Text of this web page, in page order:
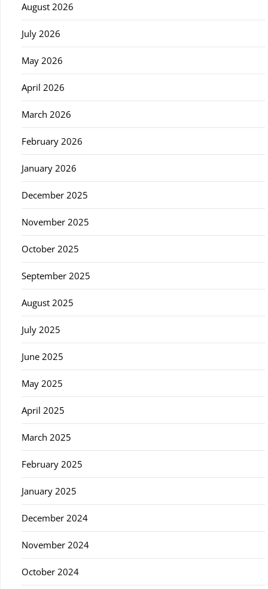
August 2026
July 2026
May 2026
April 2026
March 2026
February 2026
January 2026
December 2025
November 2025
October 2025
September 2025
August 2025
July 2025
June 2025
May 2025
April 2025
March 2025
February 2025
January 2025
December 2024
November 2024
October 2024